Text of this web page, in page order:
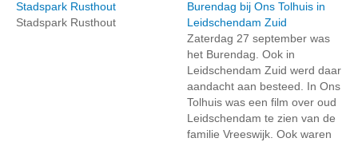
Stadspark Rusthout
Stadspark Rusthout
Burendag bij Ons Tolhuis in
Leidschendam Zuid
Zaterdag 27 september was
het Burendag. Ook in
Leidschendam Zuid werd daar
aandacht aan besteed. In Ons
Tolhuis was een film over oud
Leidschendam te zien van de
familie Vreeswijk. Ook waren